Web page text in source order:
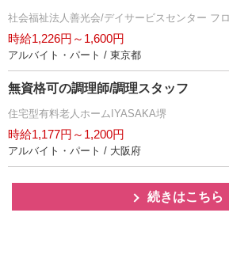
社会福祉法人善光会/デイサービスセンター フ
時給1,226円～1,600円
アルバイト・パート / 東京都
無資格可の調理師/調理スタッフ
住宅型有料老人ホームIYASAKA堺
時給1,177円～1,200円
アルバイト・パート / 大阪府
続きはこちら